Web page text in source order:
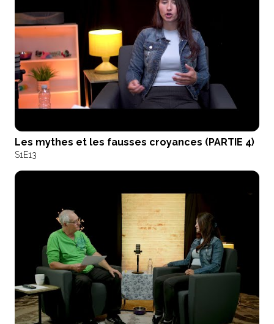
Les mythes et les fausses croyances (PARTIE 4)
S1E13